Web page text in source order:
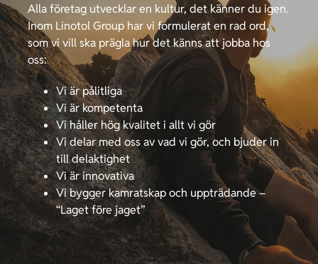
Alla företag utvecklar en kultur, det känner du igen.
Inom Linotol Group har vi formulerat en rad ord,
som vi vill ska prägla hur det känns att jobba hos
oss:
Vi är pålitliga
Vi är kompetenta
Vi håller hög kvalitet i allt vi gör
Vi delar med oss av vad vi gör, och bjuder in
till delaktighet
Vi är innovativa
Vi bygger kamratskap och uppträdande –
“Laget före jaget”